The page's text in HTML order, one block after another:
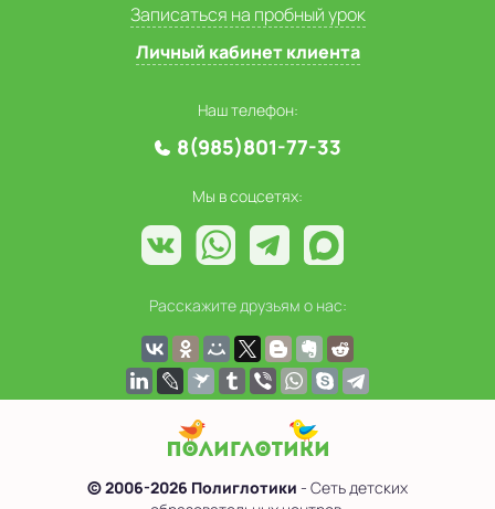
Записаться на пробный урок
Личный кабинет клиента
Наш телефон:
8(985)801-77-33
Мы в соцсетях:
Расскажите друзьям о нас:
© 2006-2026 Полиглотики - Сеть детских